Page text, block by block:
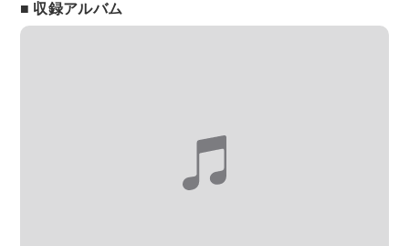
■ 収録アルバム